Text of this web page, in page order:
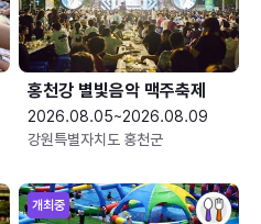
홍천강 별빛음악 맥주축제
2026.08.05~2026.08.09
강원특별자치도 홍천군
개최중